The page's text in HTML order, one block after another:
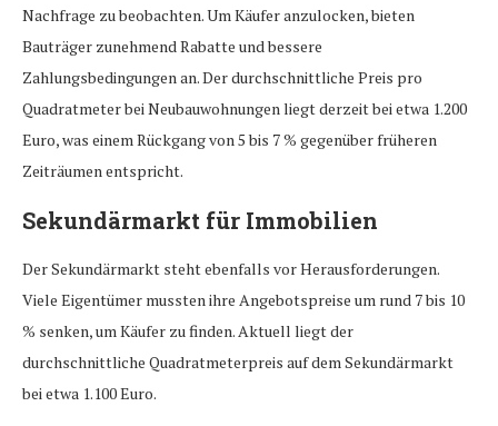
Nachfrage zu beobachten. Um Käufer anzulocken, bieten
Bauträger zunehmend Rabatte und bessere
Zahlungsbedingungen an. Der durchschnittliche Preis pro
Quadratmeter bei Neubauwohnungen liegt derzeit bei etwa 1.200
Euro, was einem Rückgang von 5 bis 7 % gegenüber früheren
Zeiträumen entspricht.
Sekundärmarkt für Immobilien
Der Sekundärmarkt steht ebenfalls vor Herausforderungen.
Viele Eigentümer mussten ihre Angebotspreise um rund 7 bis 10
% senken, um Käufer zu finden. Aktuell liegt der
durchschnittliche Quadratmeterpreis auf dem Sekundärmarkt
bei etwa 1.100 Euro.